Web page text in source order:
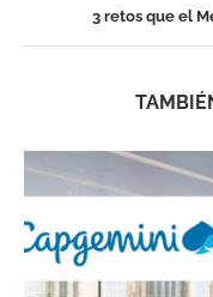
3 retos que el